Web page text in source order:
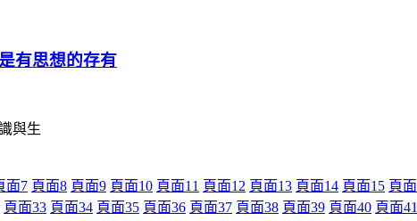
有思想的存有
與生
面7 頁面8 頁面9 頁面10 頁面11 頁面12 頁面13 頁面14 頁面15 頁面
頁面33 頁面34 頁面35 頁面36 頁面37 頁面38 頁面39 頁面40 頁面41